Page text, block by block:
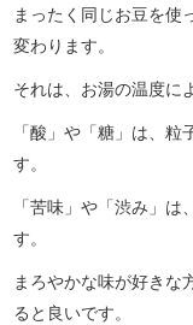
まったく同じお豆を使
変わります。
それは、お湯の温度に
「酸」や「糖」は、
す。
「苦味」や「渋み」
す。
まろやかな味が好きな
ると良いです。